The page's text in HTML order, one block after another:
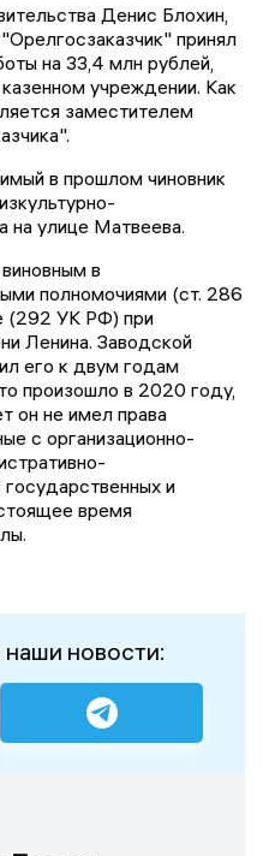
Денис Блохин,
принял
на 33,4 млн рублей,
учреждении. Как
заместителем
в прошлом чиновник
на улице Матвеева.
в
полномочиями (ст. 286
(292 УК РФ) при
Ленина. Заводской
его к двум годам
произошло в 2020 году,
он не имел права
с организационно-
и
время
новости: